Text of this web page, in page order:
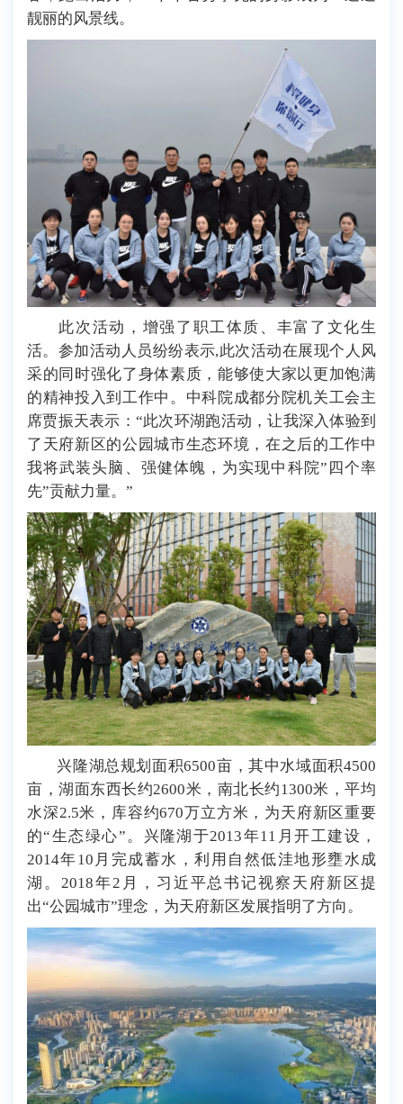
靓丽的风景线。
此次活动，增强了职工体质、丰富了文化生
活。参加活动人员纷纷表示,此次活动在展现个人风
采的同时强化了身体素质，能够使大家以更加饱满
的精神投入到工作中。中科院成都分院机关工会主
席贾振天表示：“此次环湖跑活动，让我深入体验到
了天府新区的公园城市生态环境，在之后的工作中
我将武装头脑、强健体魄，为实现中科院”四个率
先”贡献力量。”
兴隆湖总规划面积6500亩，其中水域面积4500
亩，湖面东西长约2600米，南北长约1300米，平均
水深2.5米，库容约670万立方米，为天府新区重要
的“生态绿心”。兴隆湖于2013年11月开工建设，
2014年10月完成蓄水，利用自然低洼地形壅水成
湖。2018年2月，习近平总书记视察天府新区提
出“公园城市”理念，为天府新区发展指明了方向。